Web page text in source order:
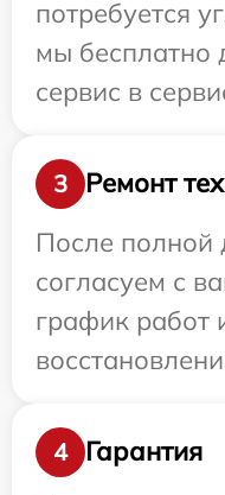
потребуется
мы бесплатно
сервис в
3
Ремонт
После полной
согласуем с
график работ
4
Гарантия